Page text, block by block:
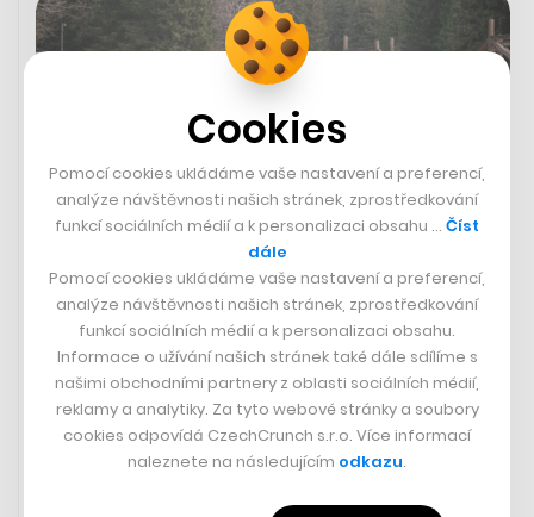
Tip na výlet: šumavský most
prověřil čas. Po demontáži se
unikátní památka zase vrátila
ELIŠKA NOVÁ
Cookies
Pomocí cookies ukládáme vaše nastavení a preferencí,
analýze návštěvnosti našich stránek, zprostředkování
funkcí sociálních médií a k personalizaci obsahu … Číst
dále
Pomocí cookies ukládáme vaše nastavení a preferencí,
analýze návštěvnosti našich stránek, zprostředkování
funkcí sociálních médií a k personalizaci obsahu.
Informace o užívání našich stránek také dále sdílíme s
našimi obchodními partnery z oblasti sociálních médií,
reklamy a analytiky. Za tyto webové stránky a soubory
cookies odpovídá CzechCrunch s.r.o. Více informací
naleznete na následujícím odkazu.